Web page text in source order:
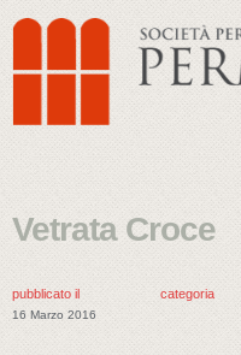
Vetrata Croce
pubblicato il
16 Marzo 2016
categoria